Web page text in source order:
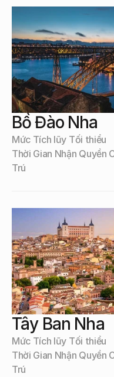
Nhận thức Chuyên sâu
Nhận thức Chuyên sâu
Liên hệ với chúng tôi
Mức Tích lũy Tối thiểu
Thời Gian Nhận Quyền
Trú
Bồ Đào Nha
Mức Tích lũy Tối thiểu
Thời Gian Nhận Quyền
Trú
Tây Ban Nha